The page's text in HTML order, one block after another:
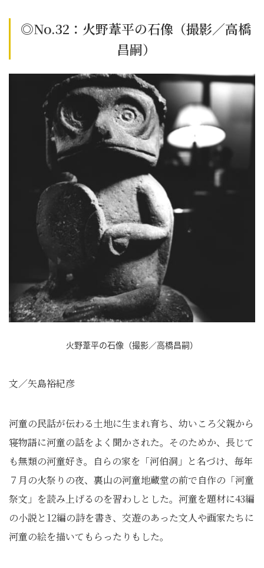
◎No.32：火野葦平の石像 （撮影／高橋
昌嗣）
火野葦平の石像（撮影／高橋昌嗣）
文／矢島裕紀彦
河童の民話が伝わる土地に生まれ育ち、幼いころ父親から
寝物語に河童の話をよく聞かされた。そのためか、長じて
も無類の河童好き。自らの家を「河伯洞」と名づけ、毎年
７月の火祭りの夜、裏山の河童地蔵堂の前で自作の「河童
祭文」を読み上げるのを習わしとした。河童を題材に43編
の小説と12編の詩を書き、交遊のあった文人や画家たちに
河童の絵を描いてもらったりもした。